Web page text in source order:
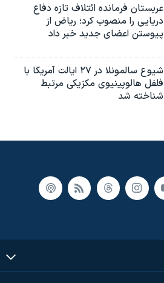
عربستان فرمانده ائتلاف تازه دفاع
دریایی را منصوب کرد؛ ریاض از
پیوستن اعضای جدید خبر داد
شیوع سالمونلا در ۲۷ ایالت آمریکا با
فلفل هالوپینیوی مکزیکی مرتبط
شناخته شد